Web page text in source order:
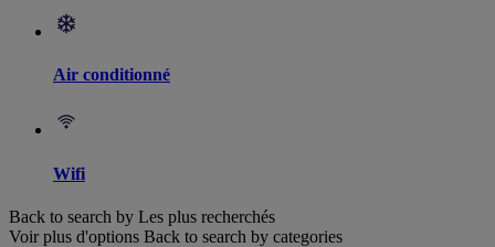
Air conditionné
Wifi
Back to search by Les plus recherchés
Voir plus d'options Back to search by categories